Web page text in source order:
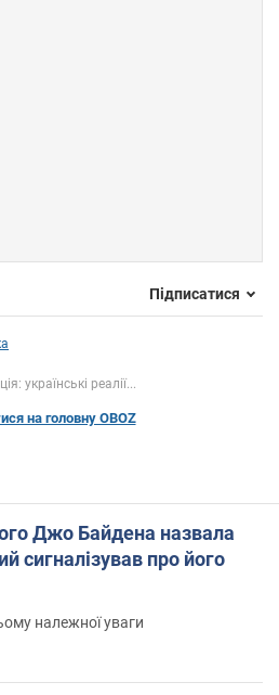
Підписатися
українські реалії...
на головну OBOZ
Джо Байдена назвала
сигналізував про його
належної уваги